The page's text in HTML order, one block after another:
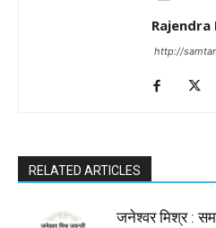
Rajendra
http://
RELATED ARTICLES
जनेश्वर मिश्र :